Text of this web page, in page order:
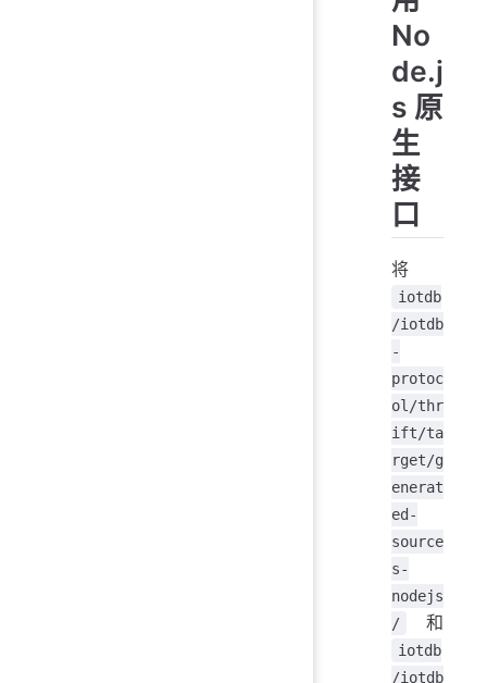
No
de.j
s 原
生
接
口
将
iotdb
/iotdb
-
protoc
ol/thr
ift/ta
rget/g
enerat
ed-
source
s-
nodejs
/
和
iotdb
/iotdb